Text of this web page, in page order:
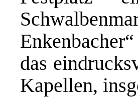
das
Kapellen,